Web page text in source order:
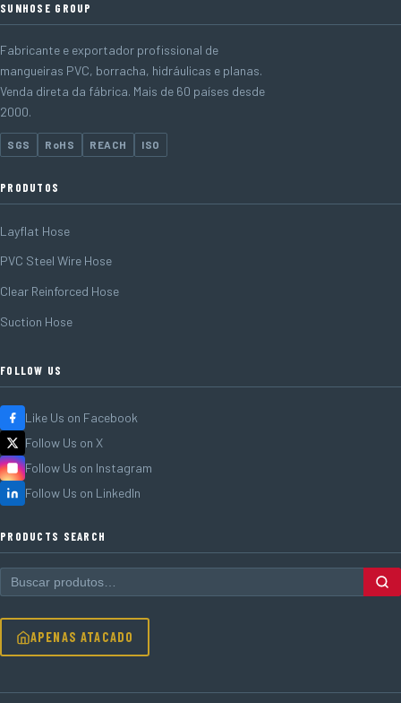
SUNHOSE GROUP
Fabricante e exportador profissional de
mangueiras PVC, borracha, hidráulicas e planas.
Venda direta da fábrica. Mais de 60 países desde
2000.
SGS RoHS REACH ISO
PRODUTOS
Layflat Hose
PVC Steel Wire Hose
Clear Reinforced Hose
Suction Hose
FOLLOW US
Like Us on Facebook
Follow Us on X
Follow Us on Instagram
Follow Us on LinkedIn
PRODUCTS SEARCH
APENAS ATACADO